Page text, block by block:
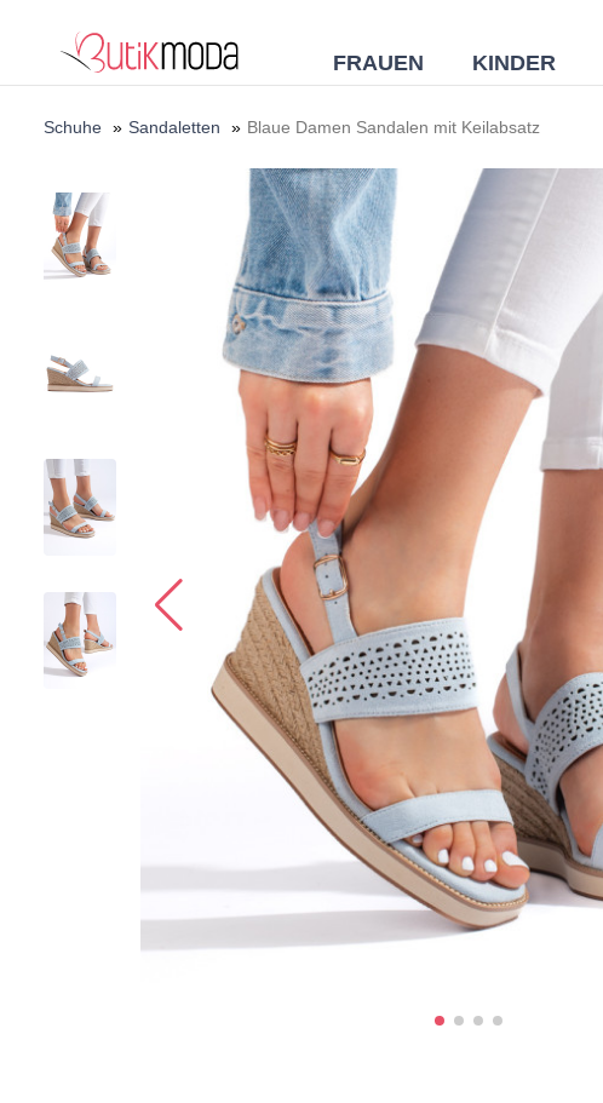
FRAUEN KINDER
Schuhe » Sandaletten » Blaue Damen Sandalen mit Keilabsatz